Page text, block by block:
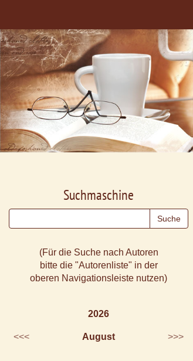
Suchmaschine
(Für die Suche nach Autoren
bitte die "Autorenliste" in der
oberen Navigationsleiste nutzen)
2026
<<< August >>>